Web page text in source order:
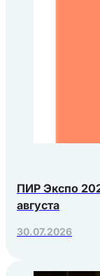
ПИР Экспо
августа
30.07.2026